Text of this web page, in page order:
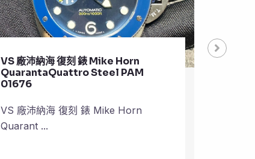
VS 廠沛納海仿 錶 網 Automatic
Men’s PAM01518
Men’s P ...